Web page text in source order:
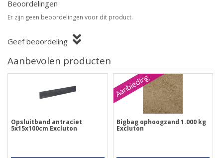
Beoordelingen
Er zijn geen beoordelingen voor dit product.
Geef beoordeling
Aanbevolen producten
Opsluitband antraciet
5x15x100cm Excluton
Aanbieding
Bigbag ophoogzand 1.000 kg
Excluton